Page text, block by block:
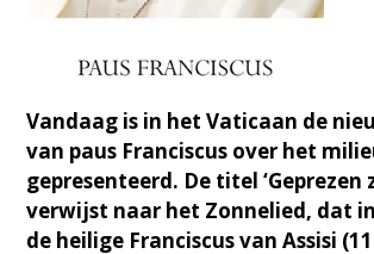
Vandaag is in het Vaticaan de
van paus Franciscus over het
gepresenteerd. De titel ‘Geprezen
verwijst naar het Zonnelied, dat
de heilige Franciscus van Assisi